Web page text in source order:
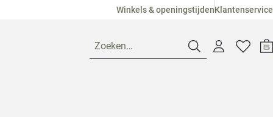
Winkels & openingstijdenKlantenservice
Zoeken…